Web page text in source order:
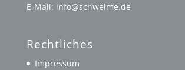
E-Mail: info@schwelme.de
Rechtliches
Impressum